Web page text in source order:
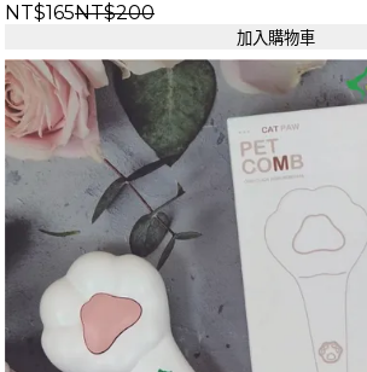
NT$165NT$200
加入購物車